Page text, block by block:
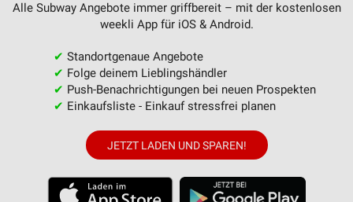
Alle Subway Angebote immer griffbereit – mit der kostenlosen
weekli App für iOS & Android.
✔ Standortgenaue Angebote
✔ Folge deinem Lieblingshändler
✔ Push-Benachrichtigungen bei neuen Prospekten
✔ Einkaufsliste - Einkauf stressfrei planen
JETZT LADEN UND SPAREN!